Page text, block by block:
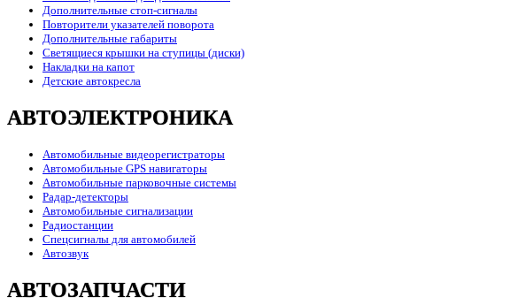
Дополнительные стоп-сигналы
Повторители указателей поворота
Дополнительные габариты
Светящиеся крышки на ступицы (диски)
Накладки на капот
Детские автокресла
АВТОЭЛЕКТРОНИКА
Автомобильные видеорегистраторы
Автомобильные GPS навигаторы
Автомобильные парковочные системы
Радар-детекторы
Автомобильные сигнализации
Радиостанции
Спецсигналы для автомобилей
Автозвук
АВТОЗАПЧАСТИ